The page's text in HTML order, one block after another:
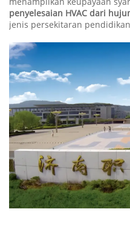
penyelesaian HVAC dari
jenis persekitaran